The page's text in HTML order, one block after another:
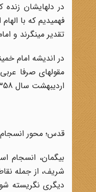
در دل‏هایشان
فهمیدیم که با
تقدیر می‏نگرند و
در اندیشه امام
مقوله‏ای صرفا
اردی‏بهشت سال 1358 فرمود: «بر مسلمین و بر دولت‏های اسلامی است که باهم متحد شوند و این جرثومه فساد را از بن و بیخ برکنند
قدس؛ محور
بی‏گمان، انسجام
شریف، از جمله
دیگری نگریسته